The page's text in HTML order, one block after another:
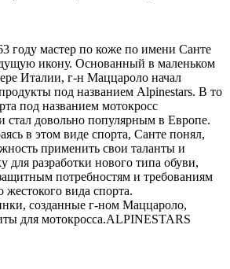
году мастер по коже по имени Санте
икону. Основанный в маленьком
Италии, г-н Маццароло начал
под названием Alpinestars. В то
под названием мотокросс
стал довольно популярным в Европе.
в этом виде спорта, Санте понял,
применить свои таланты и
для разработки нового типа обуви,
потребностям и требованиям
жестокого вида спорта.
созданные г-ном Маццароло,
для мотокросса.ALPINESTARS